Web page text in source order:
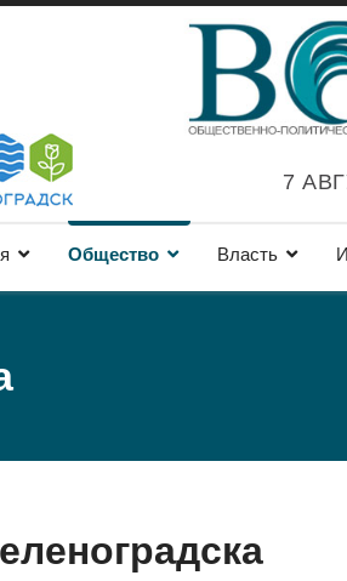
7
Общество Власть